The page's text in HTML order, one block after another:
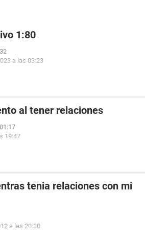
1:80
a las 03:23
al tener relaciones
19:47
tenia relaciones con mi
a las 20:30